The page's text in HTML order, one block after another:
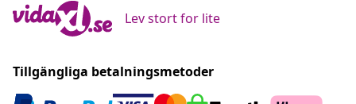
Lev stort for lite
Tillgängliga betalningsmetoder